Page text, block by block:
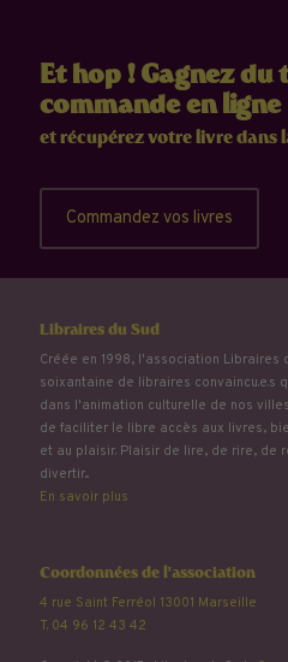
Et hop ! Gagnez du
commande en ligne
et récupérez votre livre dans
Commandez vos livres
Libraires du Sud
Créée en 1998, l'association Libraires
soixantaine de libraires convaincu.e.s
dans l'animation culturelle de nos
de faciliter le libre accès aux livres,
et au plaisir. Plaisir de lire, de rire, de
divertir...
En savoir plus
Coordonnées de l'association
4 rue Saint Ferréol 13001 Marseille
T. 04 96 12 43 42